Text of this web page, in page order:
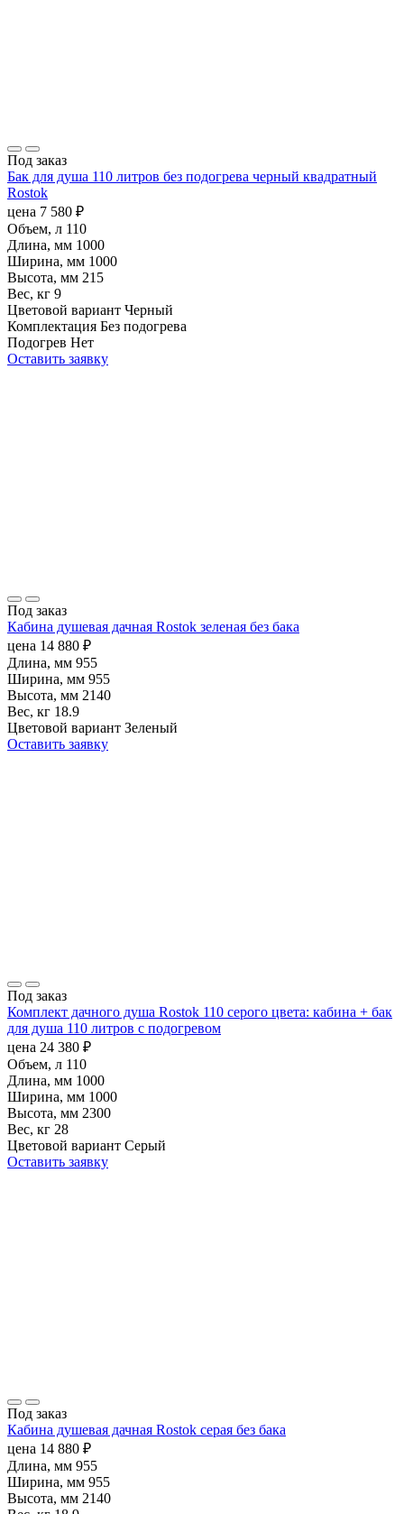
Под заказ
Бак для душа 110 литров без подогрева черный квадратный
Rostok
цена 7 580 ₽
Объем, л 110
Длина, мм 1000
Ширина, мм 1000
Высота, мм 215
Вес, кг 9
Цветовой вариант Черный
Комплектация Без подогрева
Подогрев Нет
Оставить заявку
Под заказ
Кабина душевая дачная Rostok зеленая без бака
цена 14 880 ₽
Длина, мм 955
Ширина, мм 955
Высота, мм 2140
Вес, кг 18.9
Цветовой вариант Зеленый
Оставить заявку
Под заказ
Комплект дачного душа Rostok 110 серого цвета: кабина + бак
для душа 110 литров с подогревом
цена 24 380 ₽
Объем, л 110
Длина, мм 1000
Ширина, мм 1000
Высота, мм 2300
Вес, кг 28
Цветовой вариант Серый
Оставить заявку
Под заказ
Кабина душевая дачная Rostok серая без бака
цена 14 880 ₽
Длина, мм 955
Ширина, мм 955
Высота, мм 2140